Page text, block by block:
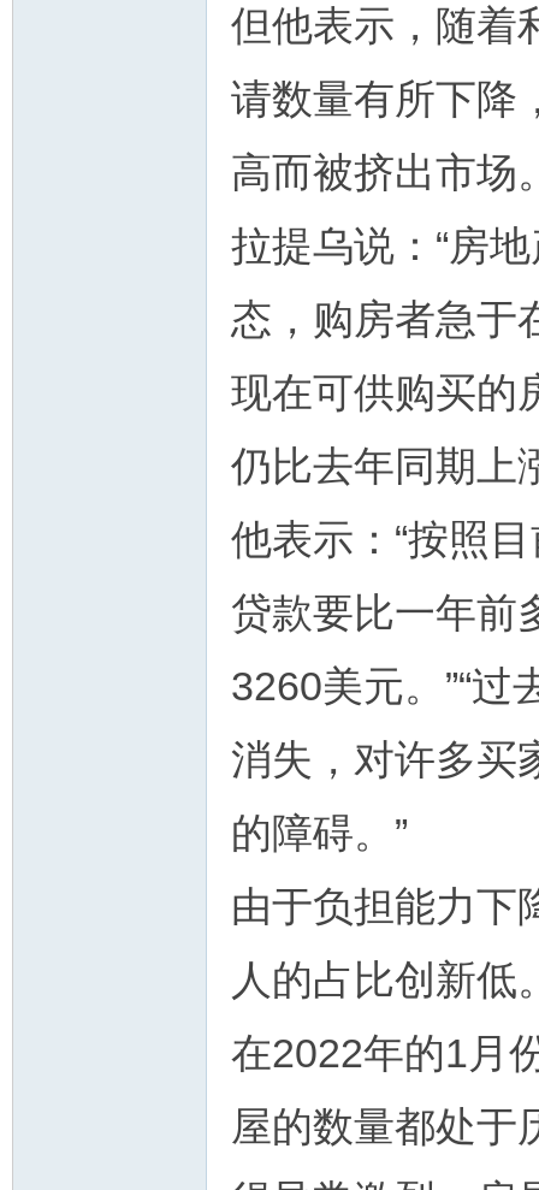
但他表示，随着
请数量有所下降
高而被挤出市场
拉提乌说：“房
态，购房者急于
现在可供购买的
仍比去年同期上
他表示：“按照
贷款要比一年前
3260美元。”“
消失，对许多买
的障碍。”
由于负担能力下
人的占比创新低
在2022年的1月
屋的数量都处于